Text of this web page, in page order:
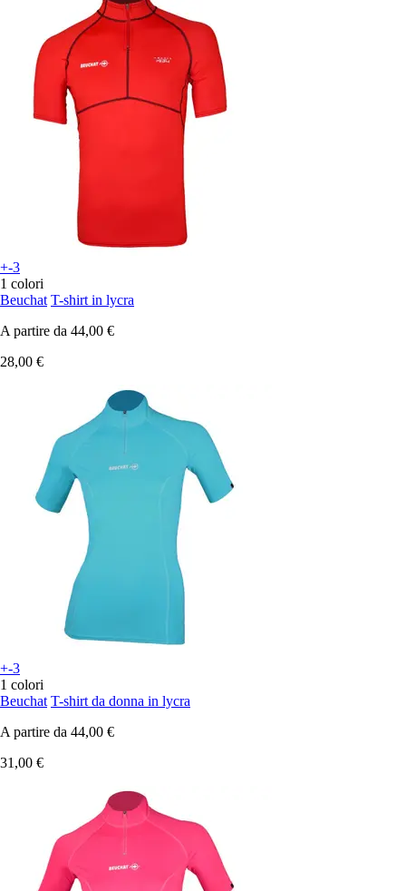
+-3
1 colori
Beuchat T-shirt in lycra
A partire da 44,00 €
28,00 €
+-3
1 colori
Beuchat T-shirt da donna in lycra
A partire da 44,00 €
31,00 €